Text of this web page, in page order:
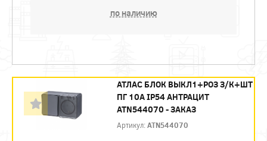
по наличию
АТЛАС БЛОК ВЫКЛ1+РОЗ З/К+ШТ
ПГ 10А IP54 АНТРАЦИТ
ATN544070 - ЗАКАЗ
Артикул:ATN544070